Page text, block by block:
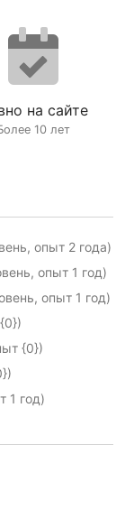
на сайте
10 лет
опыт 2 года)
опыт 1 год)
опыт 1 год)
{0})
1 год)